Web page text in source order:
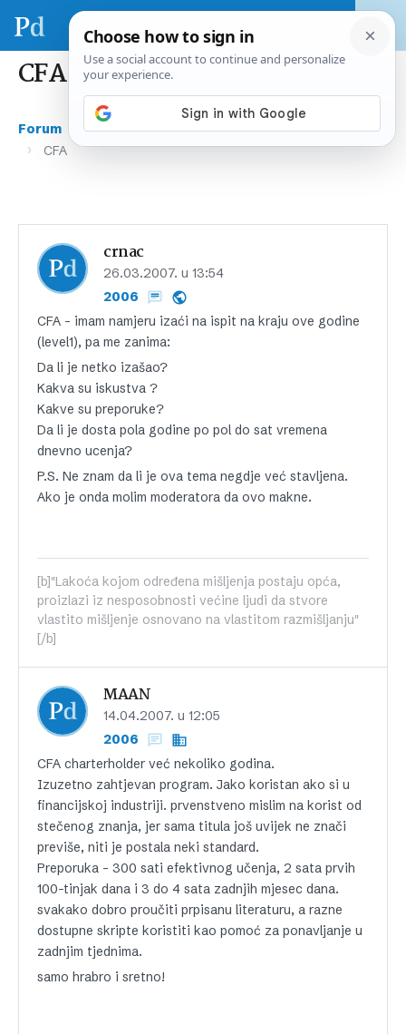
CFA
Forum Gospodarstvo i financije › Opće financije
› CFA
crnac
26.03.2007. u 13:54
2006
CFA – imam namjeru izaći na ispit na kraju ove godine
(level1), pa me zanima:
Da li je netko izašao?
Kakva su iskustva ?
Kakve su preporuke?
Da li je dosta pola godine po pol do sat vremena
dnevno ucenja?
P.S. Ne znam da li je ova tema negdje već stavljena.
Ako je onda molim moderatora da ovo makne.
[b]"Lakoća kojom određena mišljenja postaju opća,
proizlazi iz nesposobnosti većine ljudi da stvore
vlastito mišljenje osnovano na vlastitom razmišljanju"
[/b]
MAAN
14.04.2007. u 12:05
2006
CFA charterholder već nekoliko godina.
Izuzetno zahtjevan program. Jako koristan ako si u
financijskoj industriji. prvenstveno mislim na korist od
stečenog znanja, jer sama titula još uvijek ne znači
previše, niti je postala neki standard.
Preporuka – 300 sati efektivnog učenja, 2 sata prvih
100-tinjak dana i 3 do 4 sata zadnjih mjesec dana.
svakako dobro proučiti prpisanu literaturu, a razne
dostupne skripte koristiti kao pomoć za ponavljanje u
zadnjim tjednima.
samo hrabro i sretno!